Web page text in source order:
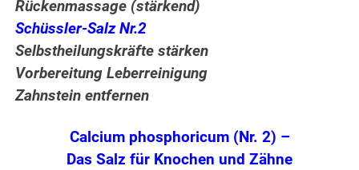
Rückenmassage (stärkend)
Schüssler-Salz Nr.2
Selbstheilungskräfte stärken
Vorbereitung Leberreinigung
Zahnstein entfernen
Calcium phosphoricum (Nr. 2) –
Das Salz für Knochen und Zähne